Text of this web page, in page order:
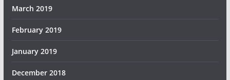
March 2019
February 2019
January 2019
December 2018